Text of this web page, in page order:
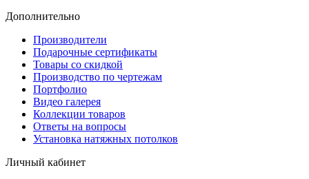
Дополнительно
Производители
Подарочные сертификаты
Товары со скидкой
Производство по чертежам
Портфолио
Видео галерея
Коллекции товаров
Ответы на вопросы
Установка натяжных потолков
Личный кабинет